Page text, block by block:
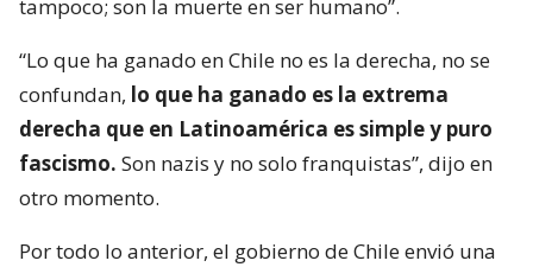
tampoco; son la muerte en ser humano”.
“Lo que ha ganado en Chile no es la derecha, no se
confundan, lo que ha ganado es la extrema
derecha que en Latinoamérica es simple y puro
fascismo. Son nazis y no solo franquistas”, dijo en
otro momento.
Por todo lo anterior, el gobierno de Chile envió una